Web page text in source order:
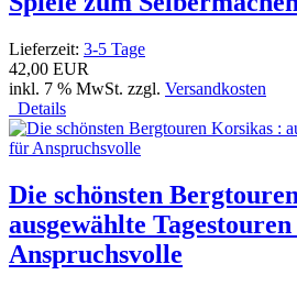
Lieferzeit: 3-5 Tage
42,00 EUR
inkl. 7 % MwSt. zzgl. Versandkosten
Details
Die schönsten
ausgewählte
Anspruchsvolle